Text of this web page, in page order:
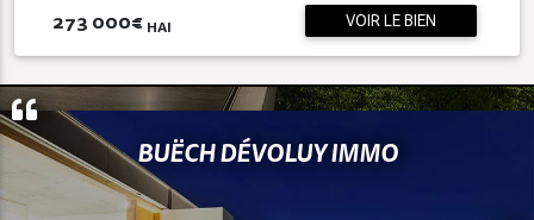
273 000€ HAI VOIR LE BIEN
BUËCH DÉVOLUY IMMO